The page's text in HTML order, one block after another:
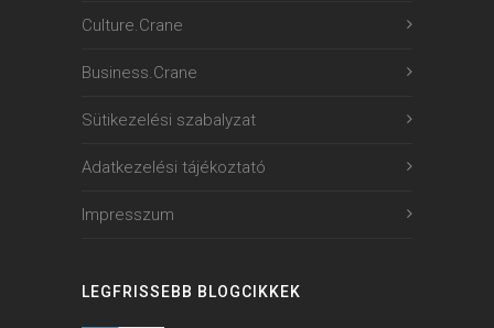
Culture.Crane
Business.Crane
Sütikezelési szabalyzat
Adatkezelési tájékoztató
Impresszum
LEGFRISSEBB BLOGCIKKEK